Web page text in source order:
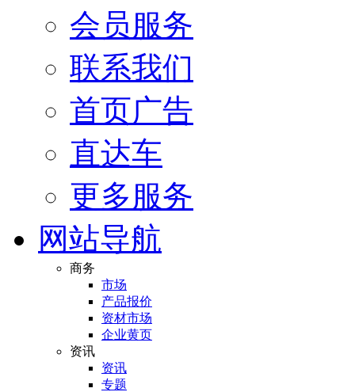
会员服务
联系我们
首页广告
直达车
更多服务
网站导航
商务
市场
产品报价
资材市场
企业黄页
资讯
资讯
专题